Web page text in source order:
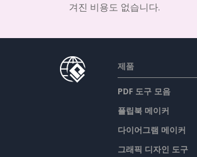
겨진 비용도 없습니다.
제품
PDF 도구 모음
플립북 메이커
다이어그램 메이커
그래픽 디자인 도구